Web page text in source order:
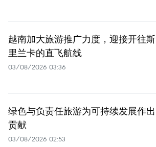
越南加大旅游推广力度，迎接开往斯
里兰卡的直飞航线
03/08/2026 03:36
绿色与负责任旅游为可持续发展作出
贡献
03/08/2026 02:53